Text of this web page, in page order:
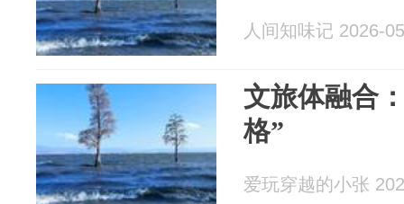
人间知味记 2026-
文旅体融合
格”
爱玩穿越的小张